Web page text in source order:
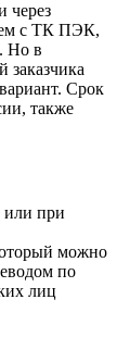
через
с ТК ПЭК,
Но в
заказчика
Срок
также
или при
можно
по
лиц